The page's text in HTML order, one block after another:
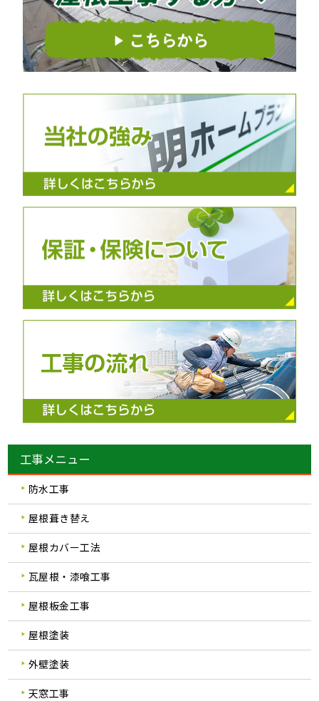
工事メニュー
防水工事
屋根葺き替え
屋根カバー工法
瓦屋根・漆喰工事
屋根板金工事
屋根塗装
外壁塗装
天窓工事